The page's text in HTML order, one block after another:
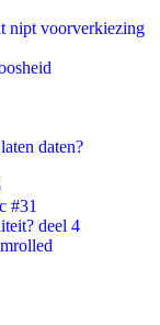
nipt voorverkiezing
daten?
#31
deel 4